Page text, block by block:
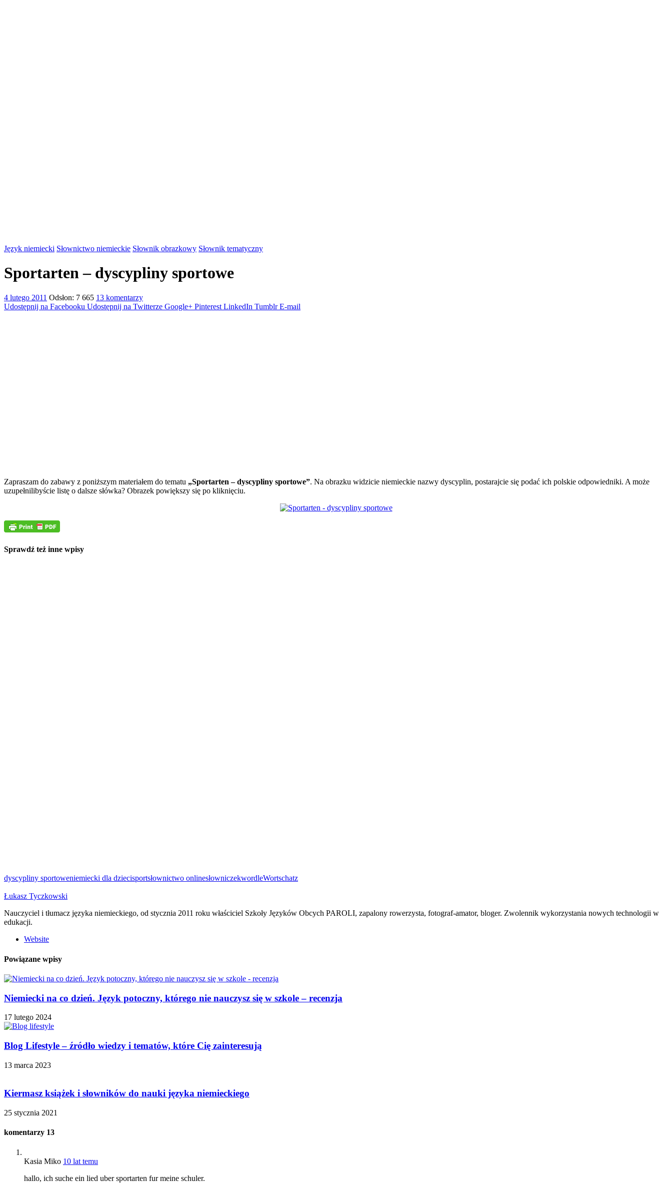
Język niemiecki Słownictwo niemieckie Słownik obrazkowy Słownik tematyczny
Sportarten – dyscypliny sportowe
4 lutego 2011 Odsłon: 7 665 13 komentarzy
Udostępnij na Facebooku Udostępnij na Twitterze Google+ Pinterest LinkedIn Tumblr E-mail
Zapraszam do zabawy z poniższym materiałem do tematu „Sportarten – dyscypliny sportowe”. Na obrazku widzicie niemieckie nazwy dyscyplin, postarajcie się podać ich polskie odpowiedniki. A może
uzupełnilibyście listę o dalsze słówka? Obrazek powiększy się po kliknięciu.
Sprawdź też inne wpisy
dyscypliny sportoweniemiecki dla dziecisportsłownictwo onlinesłowniczekwordleWortschatz
Łukasz Tyczkowski
Nauczyciel i tłumacz języka niemieckiego, od stycznia 2011 roku właściciel Szkoły Języków Obcych PAROLI, zapalony rowerzysta, fotograf-amator, bloger. Zwolennik wykorzystania nowych technologii w
edukacji.
Website
Powiązane wpisy
Niemiecki na co dzień. Język potoczny, którego nie nauczysz się w szkole – recenzja
17 lutego 2024
Blog Lifestyle – źródło wiedzy i tematów, które Cię zainteresują
13 marca 2023
Kiermasz książek i słowników do nauki języka niemieckiego
25 stycznia 2021
komentarzy 13
Kasia Miko 10 lat temu
hallo, ich suche ein lied uber sportarten fur meine schuler.